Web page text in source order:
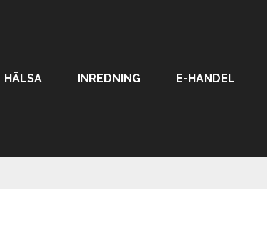
HÄLSA INREDNING E-HANDEL